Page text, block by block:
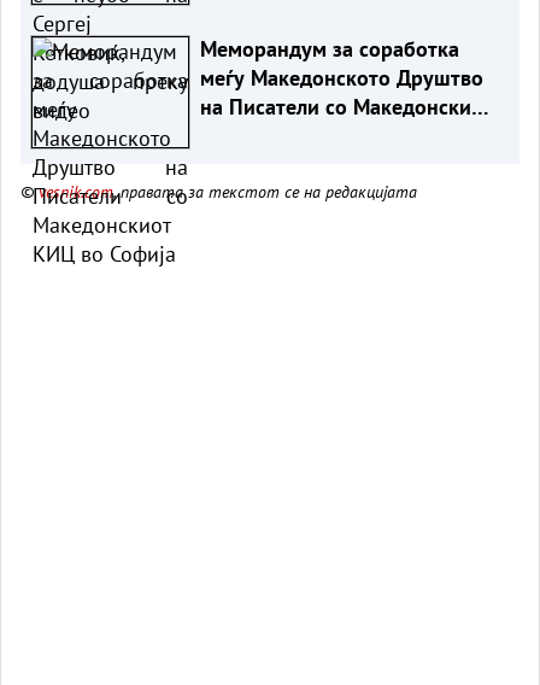
Меморандум за соработка
меѓу Македонското Друштво
на Писатели со Македонскиот
©vesnik.com, правата за текстот се на редакцијата